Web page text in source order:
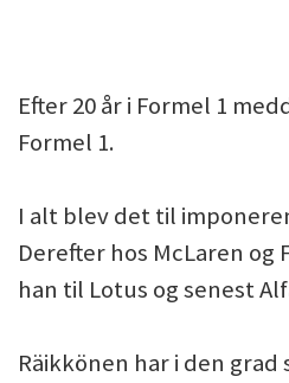
Efter 20 år i Formel 1
Formel 1.
I alt blev det til
Derefter hos McLaren og
han til Lotus og senest
Räikkönen har i den